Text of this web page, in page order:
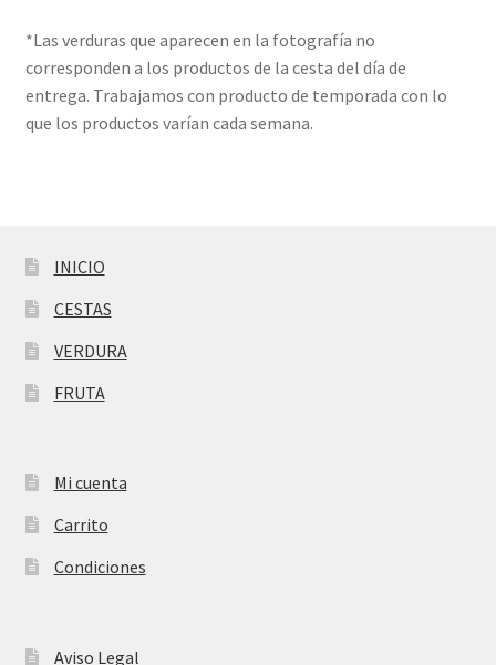
*Las verduras que aparecen en la fotografía no
corresponden a los productos de la cesta del día de
entrega. Trabajamos con producto de temporada con lo
que los productos varían cada semana.
INICIO
CESTAS
VERDURA
FRUTA
Mi cuenta
Carrito
Condiciones
Aviso Legal